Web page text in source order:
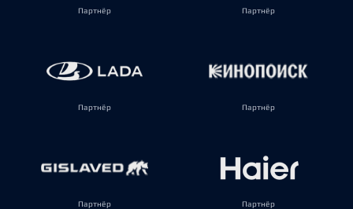
Партнёр Партнёр
Партнёр Партнёр
Партнёр Партнёр